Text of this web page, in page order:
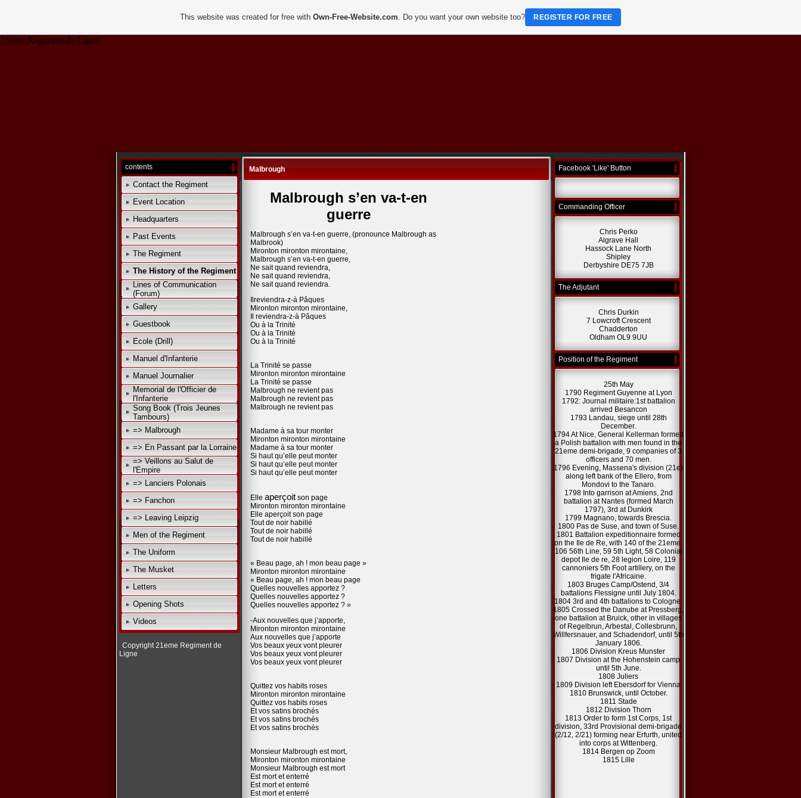
21eme Regiment de Ligne
contents
Contact the Regiment
Event Location
Headquarters
Past Events
The Regiment
The History of the Regiment
Lines of Communication
(Forum)
Gallery
Guestbook
Ecole (Drill)
Manuel d'Infanterie
Manuel Journalier
Memorial de l'Officier de
l'Infanterie
Song Book (Trois Jeunes
Tambours)
=> Malbrough
=> En Passant par la Lorraine
=> Veillons au Salut de
l'Empire
=> Lanciers Polonais
=> Fanchon
=> Leaving Leipzig
Men of the Regiment
The Uniform
The Musket
Letters
Opening Shots
Videos
Copyright 21eme Regiment de
Ligne
Malbrough
Malbrough s’en va-t-en
guerre
Malbrough s’en va-t-en guerre, (pronounce Malbrough as
Malbrook)
Mironton mironton mirontaine,
Malbrough s’en va-t-en guerre,
Ne sait quand reviendra,
Ne sait quand reviendra,
Ne sait quand reviendra.
Ilreviendra-z-à Pâques
Mironton mironton mirontaine,
Il reviendra-z-à Pâques
Ou à la Trinité
Ou à la Trinité
Ou à la Trinité
La Trinité se passe
Mironton mironton mirontaine
La Trinité se passe
Malbrough ne revient pas
Malbrough ne revient pas
Malbrough ne revient pas
Madame à sa tour monter
Mironton mironton mirontaine
Madame à sa tour monter
Si haut qu’elle peut monter
Si haut qu’elle peut monter
Si haut qu’elle peut monter
Elle aperçoit son page
Mironton mironton mirontaine
Elle aperçoit son page
Tout de noir habillé
Tout de noir habillé
Tout de noir habillé
« Beau page, ah ! mon beau page »
Mironton mironton mirontaine
« Beau page, ah ! mon beau page
Quelles nouvelles apportez ?
Quelles nouvelles apportez ?
Quelles nouvelles apportez ? »
-Aux nouvelles que j’apporte,
Mironton mironton mirontaine
Aux nouvelles que j’apporte
Vos beaux yeux vont pleurer
Vos beaux yeux vont pleurer
Vos beaux yeux vont pleurer
Quittez vos habits roses
Mironton mironton mirontaine
Quittez vos habits roses
Et vos satins brochés
Et vos satins brochés
Et vos satins brochés
Monsieur Malbrough est mort,
Mironton mironton mirontaine
Monsieur Malbrough est mort
Est mort et enterré
Est mort et enterré
Est mort et enterré
Facebook 'Like' Button
Commanding Officer
Chris Perko
Algrave Hall
Hassock Lane North
Shipley
Derbyshire DE75 7JB
The Adjutant
Chris Durkin
7 Lowcroft Crescent
Chadderton
Oldham OL9 9UU
Position of the Regiment
25th May
1790 Regiment Guyenne at Lyon
1792: Journal militaire:1st battalion
arrived Besancon
1793 Landau, siege until 28th
December.
1794 At Nice, General Kellerman formed
a Polish battalion with men found in the
21eme demi-brigade, 9 companies of 3
officers and 70 men.
1796 Evening, Massena's division (21e)
along left bank of the Ellero, from
Mondovi to the Tanaro.
1798 Into garrison at Amiens, 2nd
battalion at Nantes (formed March
1797), 3rd at Dunkirk
1799 Magnano, towards Brescia.
1800 Pas de Suse, and town of Suse.
1801 Battalion expeditionnaire formed
on the Ile de Re, with 140 of the 21eme,
106 56th Line, 59 5th Light, 58 Colonial
depot Ile de re, 28 legion Loire, 119
cannoniers 5th Foot artillery, on the
frigate l'Africaine.
1803 Bruges Camp/Ostend, 3/4
battalions Flessigne until July 1804.
1804 3rd and 4th battalions to Cologne.
1805 Crossed the Danube at Pressberg,
one battalion at Bruick, other in villages
of Regelbrun, Arbestal, Collesbrunn,
Willfersnauer, and Schadendorf, until 5th
January 1806.
1806 Division Kreus Munster
1807 Division at the Hohenstein camp
until 5th June.
1808 Juliers
1809 Division left Ebersdorf for Vienna
1810 Brunswick, until October.
1811 Stade
1812 Division Thorn
1813 Order to form 1st Corps, 1st
division, 33rd Provisional demi-brigade
(2/12, 2/21) forming near Erfurth, united
into corps at Wittenberg.
1814 Bergen op Zoom
1815 Lille
This website was created for free withOwn-Free-Website.com. Do you want your own website too? REGISTER FOR FREE